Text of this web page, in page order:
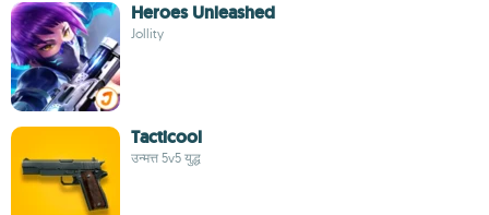
Heroes Unleashed
Jollity
Tacticool
उन्मत्त 5v5 युद्ध